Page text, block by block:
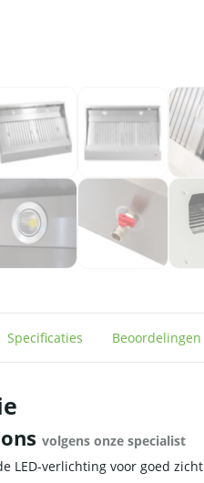
Specificaties Beoordelingen
volgens onze specialist
LED-verlichting voor goed zicht